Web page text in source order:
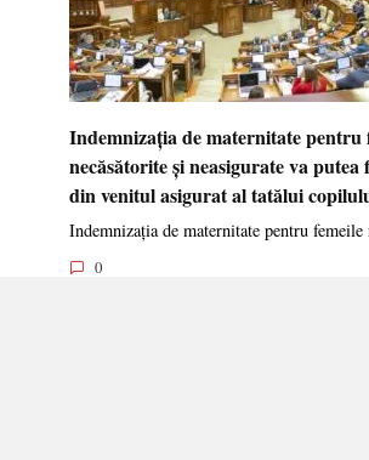
Indemnizația de maternitate pentru
necăsătorite și neasigurate va putea
din venitul asigurat al tatălui
Indemnizația de maternitate pentru femeile
0